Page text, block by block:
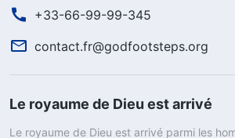
+33-66-99-99-345
contact.fr@godfootsteps.org
Le royaume de Dieu est arrivé
Le royaume de Dieu est arrivé parmi les